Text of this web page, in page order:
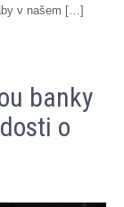
v našem […]
banky
o